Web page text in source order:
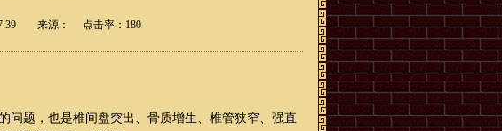
来源： 点击率： 180
问题，也是椎间盘突出、骨质增生、椎管狭窄、强直